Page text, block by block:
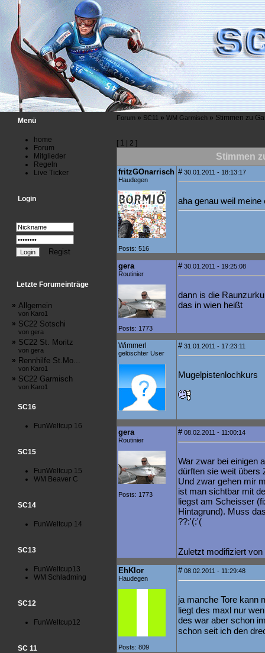
Menü
home
Forum
Mitglieder
Regeln
Live Ticker
Login
Regist
Letzte Forumeinträge
» Allgemein
von Karo1
» SC22 Sotschi
von gera
» SC22 St. Moritz
von gera
» Rennhilfe St.Mo...
von Karo1
» SC22 Garmisch
von Karo1
SC16
FunWeltcup 16
SC15
FunWeltcup 15
WM Beaver C
SC14
FunWeltcup 14
SC13
FunWeltcup13
WM Schladming
SC12
FunWeltcup12
SC 11
Forum» SC11» WM Garmisch » Stimmen zu
[ 1| 2 ]
Stimmen
fritzGOnarrisch
Haudegen
Posts: 516
#30.01.2011 - 18:13:17
aha genau weil meine
gera
Routinier
Posts: 1773
#30.01.2011 - 19:25:08
dann is die
das in wien heißt
Wimmerl
gelöschter User
#31.01.2011 - 17:23:11
Mugelpistenlochkurs
gera
Routinier
Posts: 1773
#08.02.2011 - 11:00:14
War zwar bei einigen
dürften sie weit übers
Und zwar gehen mir
ist man sichtbar mit
liegst am Scheisser
Hintagrund). Muss
??:'(:'(
Zuletzt modifiziert von
EhKlor
Haudegen
Posts: 809
#08.02.2011 - 11:29:48
ja manche Tore kann
liegt des maxl nur
des war aber schon
schon seit ich den